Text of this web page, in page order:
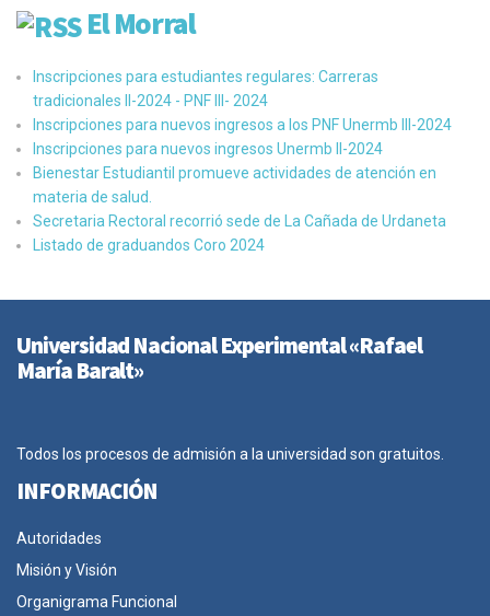
El Morral
Inscripciones para estudiantes regulares: Carreras
tradicionales II-2024 - PNF III- 2024
Inscripciones para nuevos ingresos a los PNF Unermb III-2024
Inscripciones para nuevos ingresos Unermb II-2024
Bienestar Estudiantil promueve actividades de atención en
materia de salud.
Secretaria Rectoral recorrió sede de La Cañada de Urdaneta
Listado de graduandos Coro 2024
Universidad Nacional Experimental «Rafael
María Baralt»
Todos los procesos de admisión a la universidad son gratuitos.
INFORMACIÓN
Autoridades
Misión y Visión
Organigrama Funcional